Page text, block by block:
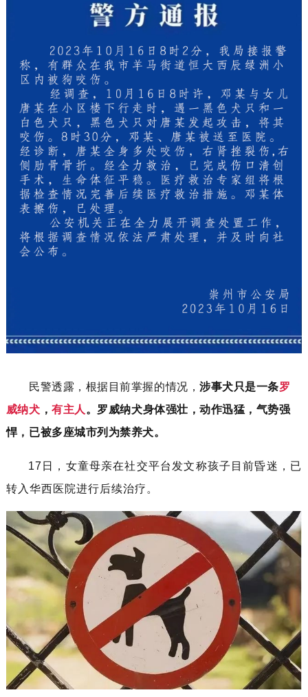
民警透露，根据目前掌握的情况，涉事犬只是一条罗
威纳犬 ，有主人。罗威纳犬身体强壮，动作迅猛，气势强
悍，已被多座城市列为禁养犬。
17日，女童母亲在社交平台发文称孩子目前昏迷，已
转入华西医院进行后续治疗。